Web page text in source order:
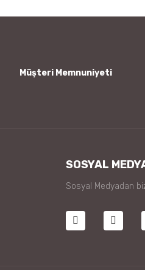
Müşteri Memnuniyeti
SOSYAL
Sosyal Medyadan